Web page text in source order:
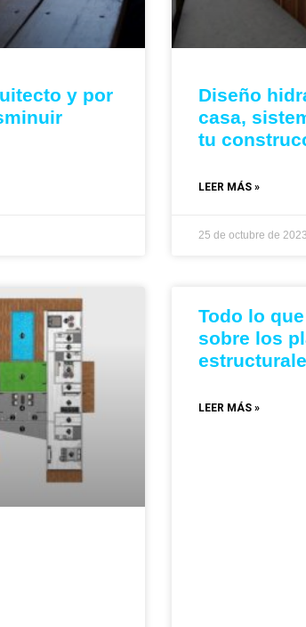
y por
Diseño
casa,
tu
LEER MÁS »
25 de octubre de 2023
Todo lo
sobre los
LEER MÁS »